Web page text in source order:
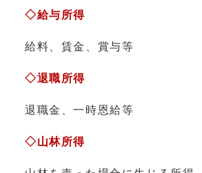
◇給与所得
給料、賃金、賞与等
◇退職所得
退職金、一時恩給等
◇山林所得